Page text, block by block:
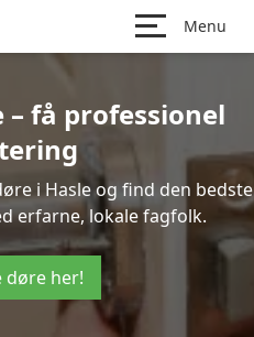
Menu
– få professionel
i Hasle og find den bedste
erfarne, lokale fagfolk.
døre her!